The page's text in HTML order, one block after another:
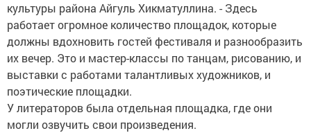
культуры района Айгуль Хикматуллина. - Здесь
работает огромное количество площадок, которые
должны вдохновить гостей фестиваля и разнообразить
их вечер. Это и мастер-классы по танцам, рисованию, и
выставки с работами талантливых художников, и
поэтические площадки.
У литераторов была отдельная площадка, где они
могли озвучить свои произведения.